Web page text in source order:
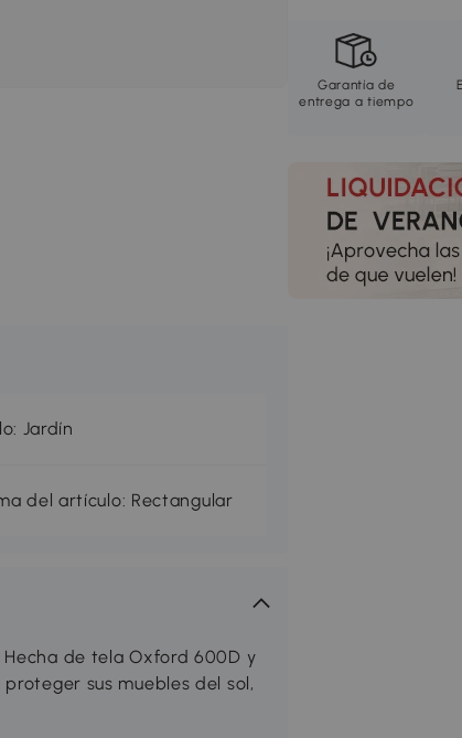
Garantía de
entrega a tiempo
Jardín
del artículo: Rectangular
Hecha de tela Oxford 600D y
sus muebles del sol,